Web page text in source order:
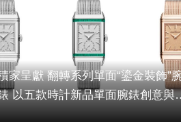
寶島鐘錶70週年回
品牌精神
繼續閱讀
家呈獻 翻轉系列單面“鎏金裝飾”
以五款時計新品單面腕錶創意與